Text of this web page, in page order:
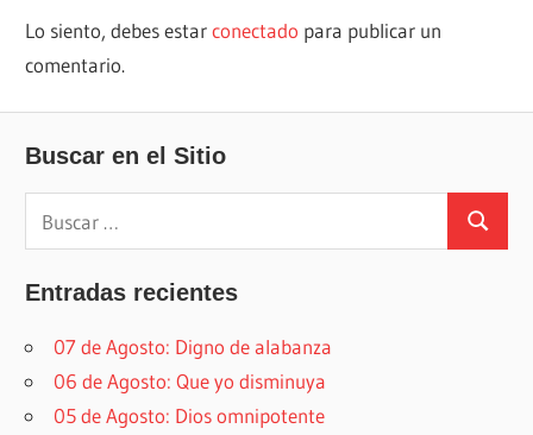
Lo siento, debes estarconectado para publicar un
comentario.
Buscar en el Sitio
Buscar
Entradas recientes
07 de Agosto: Digno de alabanza
06 de Agosto: Que yo disminuya
05 de Agosto: Dios omnipotente